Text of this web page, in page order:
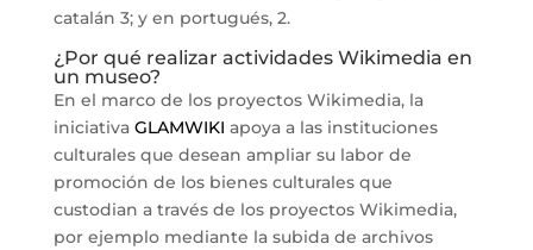
catalán 3; y en portugués, 2.
¿Por qué realizar actividades Wikimedia en
un museo?
En el marco de los proyectos Wikimedia, la
iniciativa GLAMWIKI apoya a las instituciones
culturales que desean ampliar su labor de
promoción de los bienes culturales que
custodian a través de los proyectos Wikimedia,
por ejemplo mediante la subida de archivos